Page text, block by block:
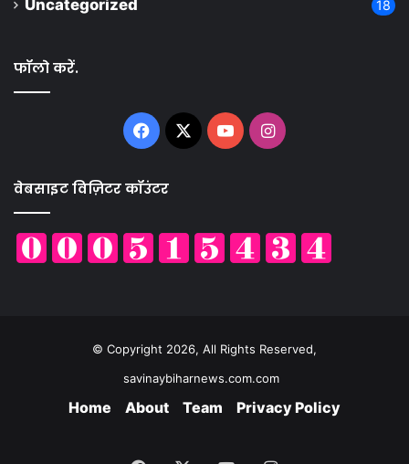
Uncategorized 18
फॉलो करें.
Facebook
X YouTubeInstagram
वेबसाइट विज़िटर कॉउंटर
© Copyright 2026, All Rights Reserved,
savinaybiharnews.com.com
Home About Team Privacy Policy